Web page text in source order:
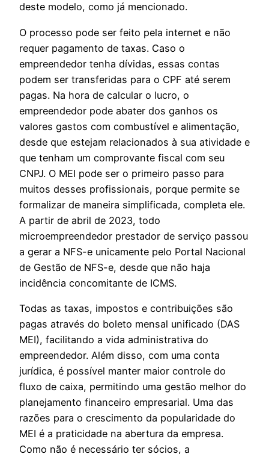
deste modelo, como já mencionado.
O processo pode ser feito pela internet e não
requer pagamento de taxas. Caso o
empreendedor tenha dívidas, essas contas
podem ser transferidas para o CPF até serem
pagas. Na hora de calcular o lucro, o
empreendedor pode abater dos ganhos os
valores gastos com combustível e alimentação,
desde que estejam relacionados à sua atividade e
que tenham um comprovante fiscal com seu
CNPJ. O MEI pode ser o primeiro passo para
muitos desses profissionais, porque permite se
formalizar de maneira simplificada, completa ele.
A partir de abril de 2023, todo
microempreendedor prestador de serviço passou
a gerar a NFS-e unicamente pelo Portal Nacional
de Gestão de NFS-e, desde que não haja
incidência concomitante de ICMS.
Todas as taxas, impostos e contribuições são
pagas através do boleto mensal unificado (DAS
MEI), facilitando a vida administrativa do
empreendedor. Além disso, com uma conta
jurídica, é possível manter maior controle do
fluxo de caixa, permitindo uma gestão melhor do
planejamento financeiro empresarial. Uma das
razões para o crescimento da popularidade do
MEI é a praticidade na abertura da empresa.
Como não é necessário ter sócios, a